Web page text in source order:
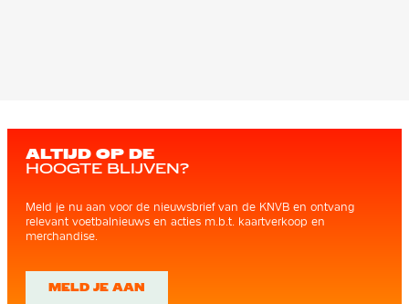
ALTIJD OP DE
HOOGTE BLIJVEN?
Meld je nu aan voor de nieuwsbrief van de KNVB en ontvang
relevant voetbalnieuws en acties m.b.t. kaartverkoop en
merchandise.
MELD JE AAN